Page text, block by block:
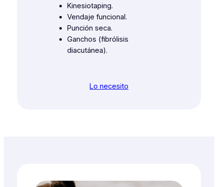
Kinesiotaping.
Vendaje funcional.
Punción seca.
Ganchos (fibrólisis
diacutánea).
Lo necesito